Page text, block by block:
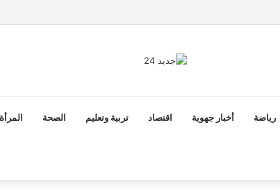
رياضة أخبار جهوية اقتصاد تربية وتعليم الصحة المرأة